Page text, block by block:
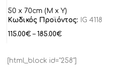
50 x 70cm (M x Y)
Κωδικός Προϊόντος:
IG 4118
115.00€ – 185.00€
[html_block id="258"]